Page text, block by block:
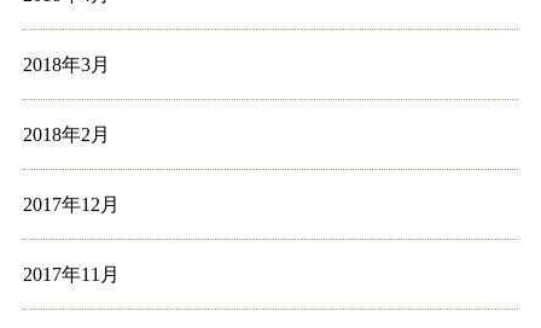
2018年3月
2018年2月
2017年12月
2017年11月